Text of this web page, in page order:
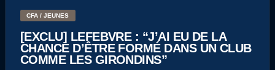
CFA / JEUNES
[EXCLU] LEFEBVRE : “J’AI EU DE LA
CHANCE D’ÊTRE FORMÉ DANS UN CLUB
COMME LES GIRONDINS”